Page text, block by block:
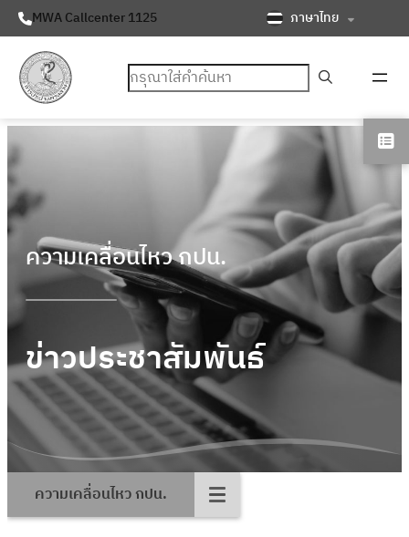
MWA Callcenter 1125 ภาษาไทย
ค้นหา
ความเคลื่อนไหว กปน.
ข่าวประชาสัมพันธ์
ความเคลื่อนไหว กปน.